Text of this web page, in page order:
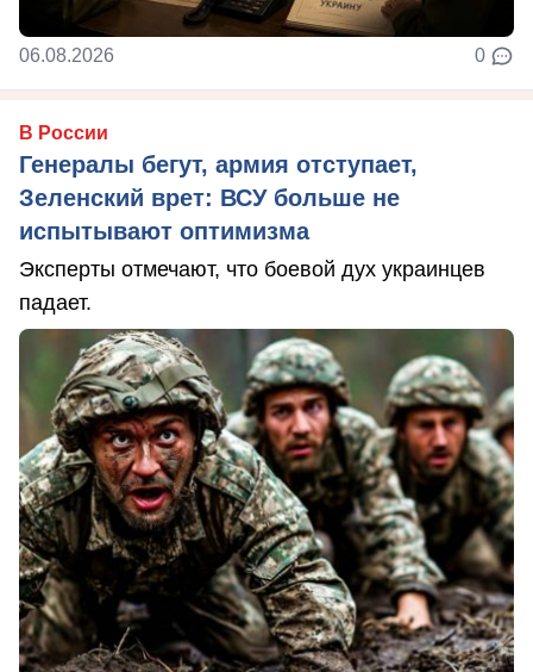
06.08.2026 0
В России
Генералы бегут, армия отступает,
Зеленский врет: ВСУ больше не
испытывают оптимизма
Эксперты отмечают, что боевой дух украинцев
падает.